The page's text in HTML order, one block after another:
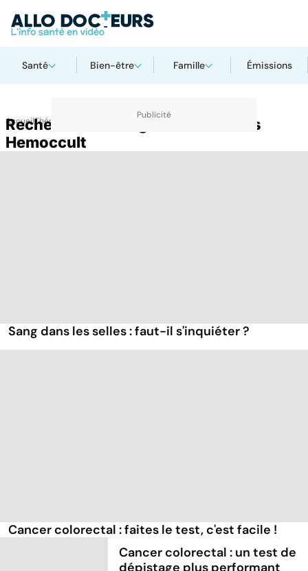
Santé Bien-être Famille Émissions
AccueilThématiques
Recherche de sang dans les selles
Hemoccult
Sang dans les selles : faut-il s'inquiéter ?
Cancer colorectal : faites le test, c'est facile !
Cancer colorectal : un test de
dépistage plus performant